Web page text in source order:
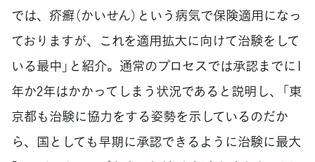
では、疥癬（かいせん）という病気で保険適用になっ
ておりますが、これを適用拡大に向けて治験をして
いる最中」と紹介。通常のプロセスでは承認までに1
年か2年はかかってしまう状況であると説明し、「東
京都も治験に協力をする姿勢を示しているのだか
ら、国としても早期に承認できるように治験に最大